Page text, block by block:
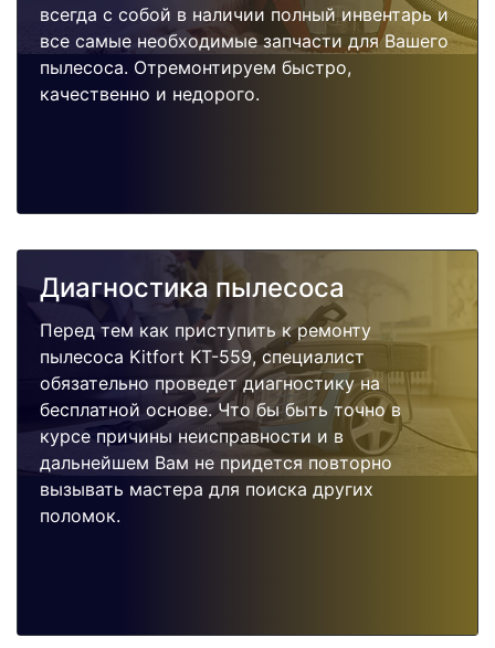
всегда с собой в наличии полный инвентарь и
все самые необходимые запчасти для Вашего
пылесоса. Отремонтируем быстро,
качественно и недорого.
Диагностика пылесоса
Перед тем как приступить к ремонту
пылесоса Kitfort KT-559, специалист
обязательно проведет диагностику на
бесплатной основе. Что бы быть точно в
курсе причины неисправности и в
дальнейшем Вам не придется повторно
вызывать мастера для поиска других
поломок.